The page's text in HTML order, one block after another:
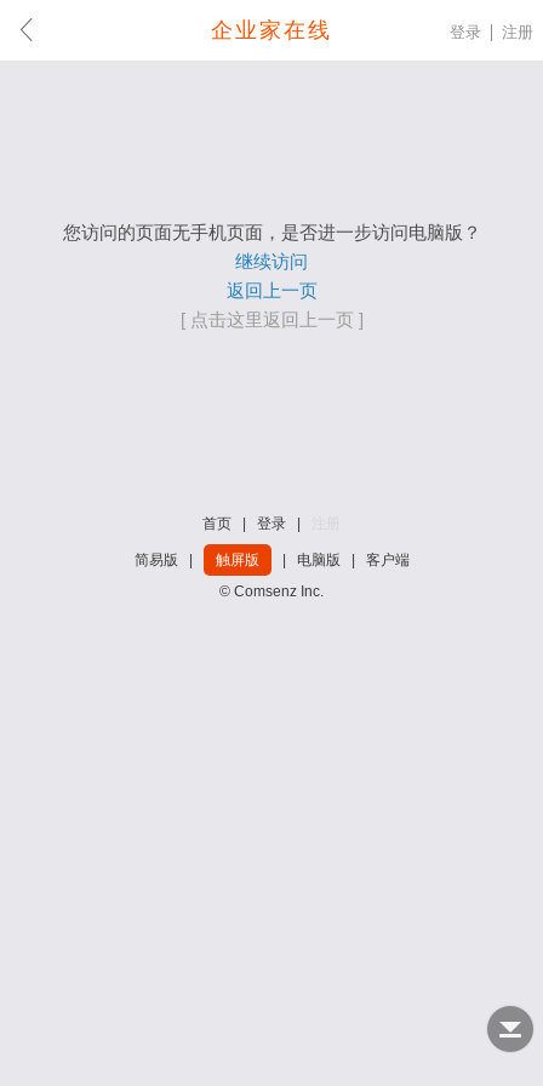
企业家在线 登录 注册
您访问的页面无手机页面，是否进一步访问电脑版？
继续访问
返回上一页
[ 点击这里返回上一页 ]
首页 登录
简易版 触屏版 电脑版
客户端
© Comsenz Inc.